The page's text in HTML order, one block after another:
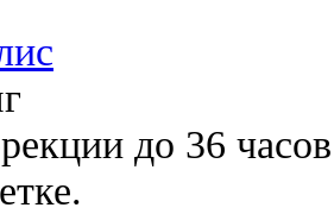
до 36